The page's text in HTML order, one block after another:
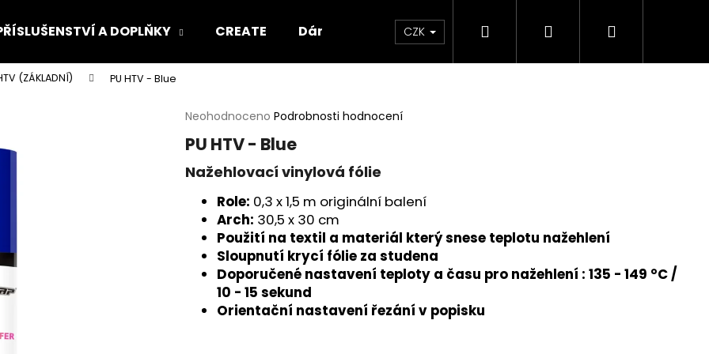
A DOPLŇKY CREATE Dárkový poukaz BLEŠÍ TRH🛍️ Doprava a platba
CZK Hledat PřihlášeníNákupní
(ZÁKLADNÍ) PU HTV - Blue
Průměrné
produktu
0,0
hvězdiček.
Neohodnoceno Podrobnosti hodnocení
PU HTV - Blue
Nažehlovací vinylová fólie
Role: 0,3 x 1,5 m originální balení
Arch: 30,5 x 30 cm
Použití na textil a materiál který snese teplotu nažehlení
Sloupnutí krycí fólie za studena
Doporučené nastavení teploty a času pro nažehlení : 135 - 149 °C /
10 - 15 sekund
Orientační nastavení řezání v popisku
Co potřebujete najít?
HLEDAT